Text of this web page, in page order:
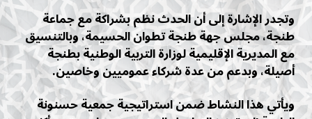
وتجدر الإشارة إلى أن الحدث نظم بشراكة مع جماعة
طنجة، مجلس جهة طنجة تطوان الحسيمة، وبالتنسيق
مع المديرية الإقليمية لوزارة التربية الوطنية بطنجة
أصيلة، وبدعم من عدة شركاء عموميين وخاصين.
ويأتي هذا النشاط ضمن استراتيجية جمعية حسنونة